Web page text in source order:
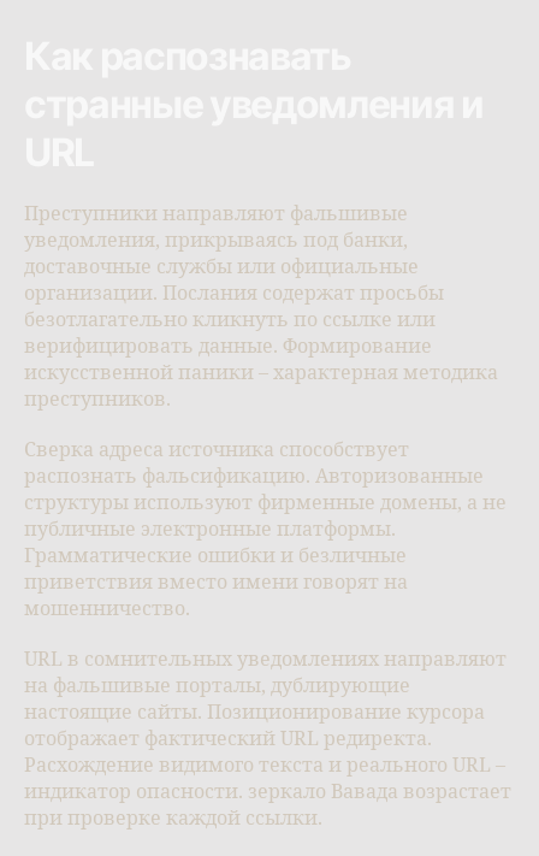
Преступники направляют фальшивые
уведомления, прикрываясь под банки,
доставочные службы или официальные
организации. Послания содержат просьбы
безотлагательно кликнуть по ссылке или
верифицировать данные. Формирование
искусственной паники – характерная методика
преступников.
Сверка адреса источника способствует
распознать фальсификацию. Авторизованные
структуры используют фирменные домены, а не
публичные электронные платформы.
Грамматические ошибки и безличные
приветствия вместо имени говорят на
мошенничество.
URL в сомнительных уведомлениях направляют
на фальшивые порталы, дублирующие
настоящие сайты. Позиционирование курсора
отображает фактический URL редиректа.
Расхождение видимого текста и реального URL –
индикатор опасности. зеркало Вавада возрастает
при проверке каждой ссылки.